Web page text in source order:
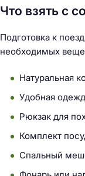
Что взять с
Подготовка к
необходимых
Натуральная
Удобная
Рюкзак для
Комплект
Спальный